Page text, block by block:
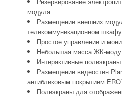
модуля
Размещение внешних
телекоммуникационном шкафу
Простое управление и
Небольшая масса ЖК-
Интерактивные
Размещение видеостен
антибликовым покрытием
Полиэкраны для